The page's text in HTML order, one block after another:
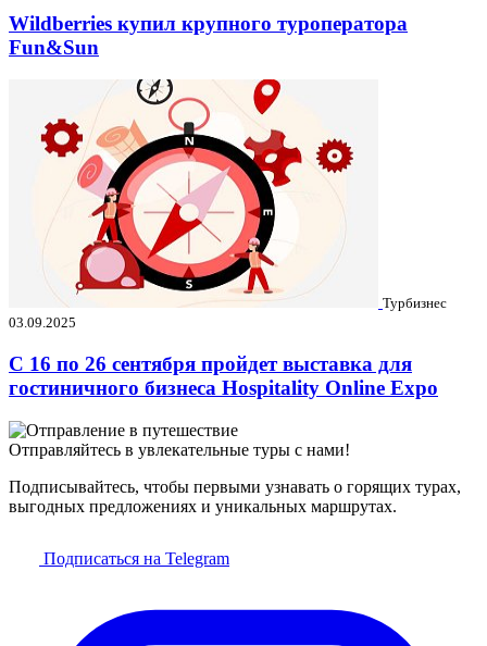
Wildberries купил крупного туроператора
Fun&Sun
Турбизнес
03.09.2025
C 16 по 26 сентября пройдет выставка для
гостиничного бизнеса Hospitality Online Expo
Отправляйтесь в увлекательные туры с нами!
Подписывайтесь, чтобы первыми узнавать о горящих турах,
выгодных предложениях и уникальных маршрутах.
Подписаться на Telegram